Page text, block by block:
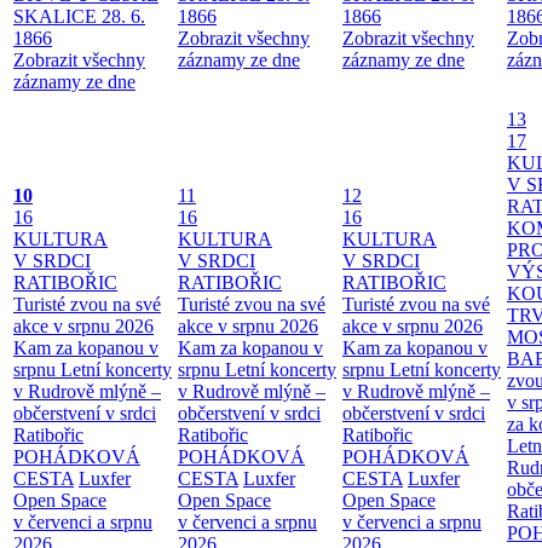
SKALICE 28. 6.
1866
Zobrazit všechny
záznamy ze dne
1866
Zobrazit všechny
záznamy ze dne
1866
Zobrazit všechny
záznamy ze dne
10
16
KULTURA
V SRDCI
RATIBOŘIC
Turisté zvou na své
akce v srpnu 2026
Kam za kopanou v
srpnu Letní koncerty
v Rudrově mlýně –
občerstvení v srdci
Ratibořic
POHÁDKOVÁ
CESTA Luxfer
Open Space
v červenci a srpnu
2026
11
16
KULTURA
V SRDCI
RATIBOŘIC
Turisté zvou na své
akce v srpnu 2026
Kam za kopanou v
srpnu Letní koncerty
v Rudrově mlýně –
občerstvení v srdci
Ratibořic
POHÁDKOVÁ
CESTA Luxfer
Open Space
v červenci a srpnu
2026
12
16
KULTURA
V SRDCI
RATIBOŘIC
Turisté zvou na své
akce v srpnu 2026
Kam za kopanou v
srpnu Letní koncerty
v Rudrově mlýně –
občerstvení v srdci
Ratibořic
POHÁDKOVÁ
CESTA Luxfer
Open Space
v červenci a srpnu
2026
13
17
V
v
za